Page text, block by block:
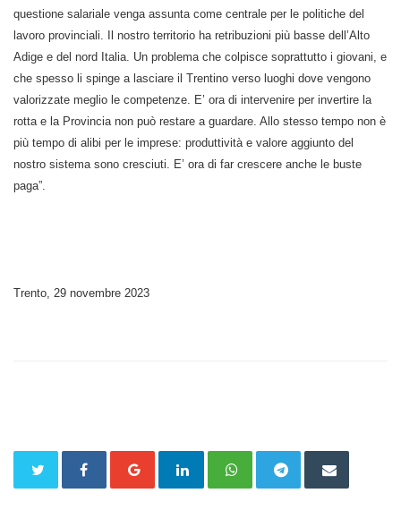
questione salariale venga assunta come centrale per le politiche del
lavoro provinciali. Il nostro territorio ha retribuzioni più basse dell’Alto
Adige e del nord Italia. Un problema che colpisce soprattutto i giovani, e
che spesso li spinge a lasciare il Trentino verso luoghi dove vengono
valorizzate meglio le competenze. E’ ora di intervenire per invertire la
rotta e la Provincia non può restare a guardare. Allo stesso tempo non è
più tempo di alibi per le imprese: produttività e valore aggiunto del
nostro sistema sono cresciuti. E’ ora di far crescere anche le buste
paga”.
Trento, 29 novembre 2023